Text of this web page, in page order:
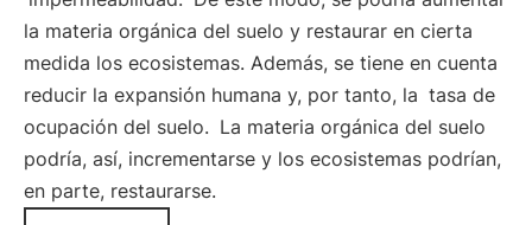
la materia orgánica del suelo y restaurar en cierta
medida los ecosistemas. Además, se tiene en cuenta
reducir la expansión humana y, por tanto, la tasa de
ocupación del suelo. La materia orgánica del suelo
podría, así, incrementarse y los ecosistemas podrían,
en parte, restaurarse.